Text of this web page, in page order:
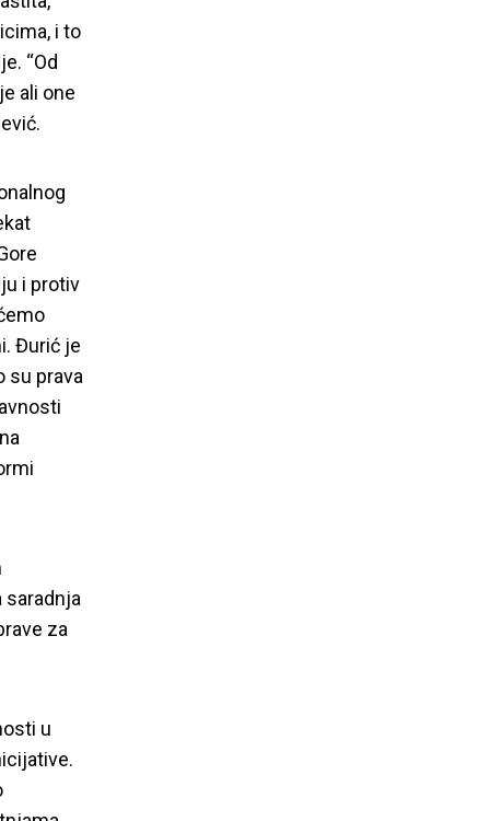
lica
i to
“Od
ali one
i protiv
Đurić je
su prava
za
u